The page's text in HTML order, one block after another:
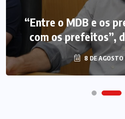
“Entre o MDB e os
com os prefeitos”,
8 DE